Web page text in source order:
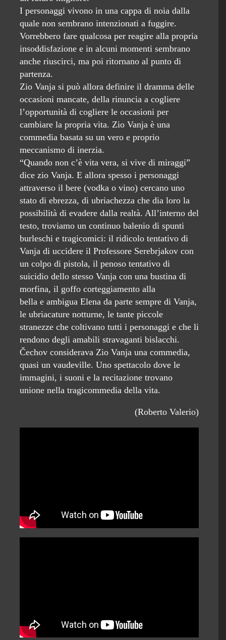
I personaggi vivono in una cappa di noia dalla
quale non sembrano intenzionati a fuggire.
Vorrebbero fare qualcosa per reagire alla propria
insoddisfazione e in alcuni momenti sembrano
anche riuscirci, ma poi ritornano al punto di
partenza.
Zio Vanja si può allora definire il dramma delle
occasioni mancate, della rinuncia a cogliere
l’opportunità di cogliere le occasioni per
cambiare la propria vita. Zio Vanja è una
commedia basata su un vero e proprio
meccanismo di inerzia.
“Quando non c’è vita vera, si vive di miraggi”
dice zio Vanja. E allora spesso i personaggi
attraverso il bere (vodka o vino) cercano uno
stato di ebrezza, di ubriachezza che dia loro la
possibilità di evadere dalla realtà. All’interno del
testo, troviamo un continuo balenio di spunti
burleschi e tragicomici: il ridicolo tentativo di
Vanja di uccidere il Professore Serebrjakov con
un colpo di pistola, il penoso tentativo di
suicidio dello stesso Vanja con una bustina di
morfina, il goffo corteggiamento alla
bella e ambigua Elena da parte sempre di Vanja,
le ubriacature notturne, le tante piccole
stranezze che coltivano tutti i personaggi e che li
rendono degli amabili stravaganti bislacchi.
Čechov considerava Zio Vanja una commedia,
quasi un vaudeville. Uno spettacolo dove le
immagini, i suoni e la recitazione trovano
unione nella tragicommedia della vita.
(Roberto Valerio)